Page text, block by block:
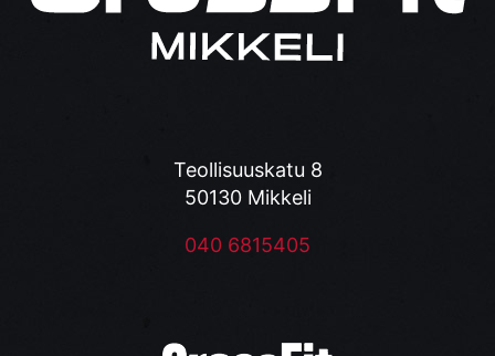
Teollisuuskatu 8
50130 Mikkeli
040 6815405